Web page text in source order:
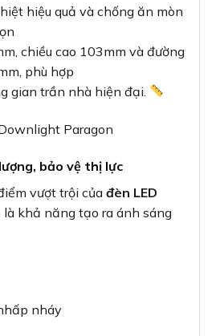
hiệu quả và chống ăn mòn
chiều cao 103mm và đường
phù hợp
gian trần nhà hiện đại.
bảo vệ thị lực
vượt trội của đèn LED
là khả năng tạo ra ánh sáng
nháy